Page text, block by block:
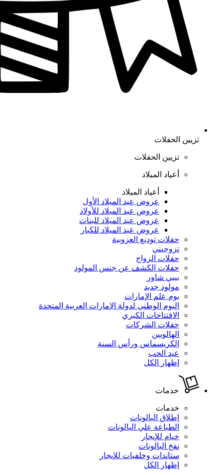
تزيين الحفلات
تزيين الحفلات
أعياد الميلاد
أعياد الميلاد
عروض عيد الميلاد الأول
عروض عيد الميلاد للأولاد
عروض عيد الميلاد للبنات
عروض عيد الميلاد للكبار
حفلات توديع العزوبية
تزوجيني
حفلات الزواج
حفلات الكشف عن جنس المولود
بيبي شاور
مولود جديد
يوم علم الإمارات
اليوم الوطني لدولة الإمارات العربية المتحدة
الافتتاحات الكبري
حفلات الشركات
الهالويين
الكريسماس ورأس السنة
عيد الحب
إظهار الكل
خدمات
خدمات
إطلاق البالونات
الطباعة علي البالونات
خيام للإيجار
نفخ البالونات
ستاندات وخلفيات للإيجار
إظهار الكل